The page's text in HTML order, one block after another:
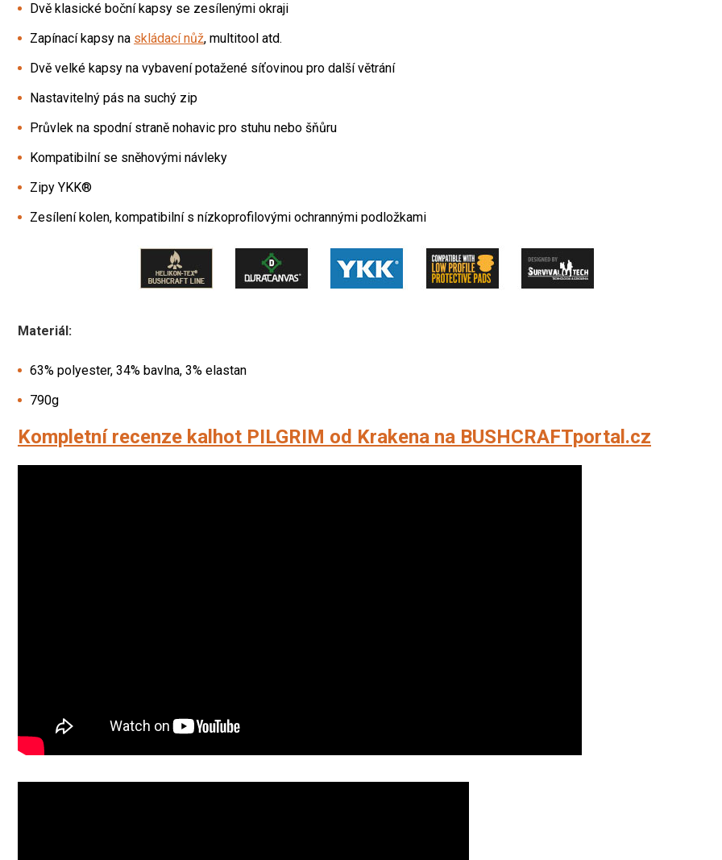
Dvě klasické boční kapsy se zesílenými okraji
Zapínací kapsy na skládací nůž, multitool atd.
Dvě velké kapsy na vybavení potažené síťovinou pro další větrání
Nastavitelný pás na suchý zip
Průvlek na spodní straně nohavic pro stuhu nebo šňůru
Kompatibilní se sněhovými návleky
Zipy YKK®
Zesílení kolen, kompatibilní s nízkoprofilovými ochrannými podložkami
Materiál:
63% polyester, 34% bavlna, 3% elastan
790g
Kompletní recenze kalhot PILGRIM od Krakena na BUSHCRAFTportal.cz